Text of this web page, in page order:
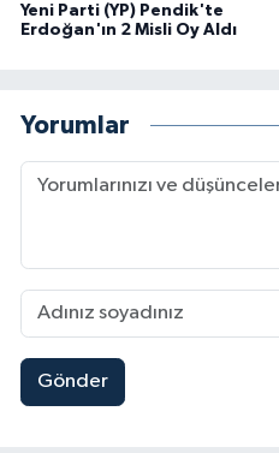
Yeni Parti (YP) Pendik'te
Erdoğan'ın 2 Misli Oy Aldı
Yorumlar
Gönder